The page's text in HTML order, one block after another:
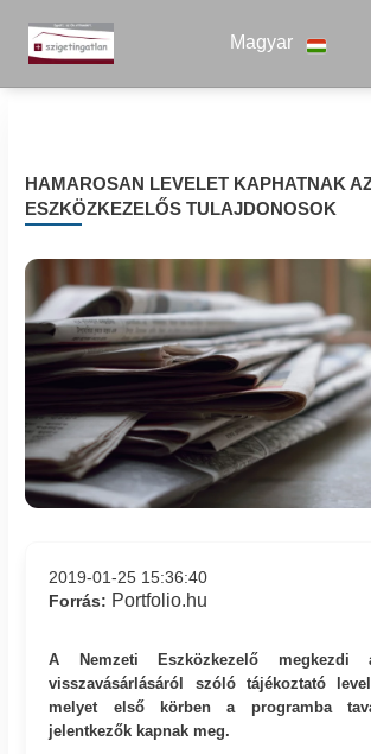
Magyar
HAMAROSAN LEVELET KAPHATNAK
ESZKÖZKEZELŐS TULAJDONOSOK
2019-01-25 15:36:40
Forrás: Portfolio.hu
A Nemzeti Eszközkezelő megkezdi
visszavásárlásáról szóló tájékoztató
melyet első körben a programba
jelentkezők kapnak meg.